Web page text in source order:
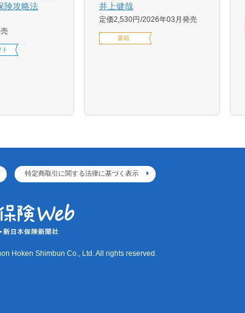
険攻略法
井上健哉
定価2,530円 2026年03月発売
書籍
特定商取引に関する法律に基づく表示
Hoken Shimbun Co., Ltd. All rights reserved.